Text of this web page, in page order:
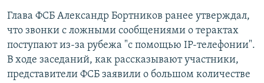
Глава ФСБ Александр Бортников ранее утверждал,
что звонки с ложными сообщениями о терактах
поступают из-за рубежа "с помощью IP-телефонии".
В ходе заседаний, как рассказывают участники,
представители ФСБ заявили о большом количестве